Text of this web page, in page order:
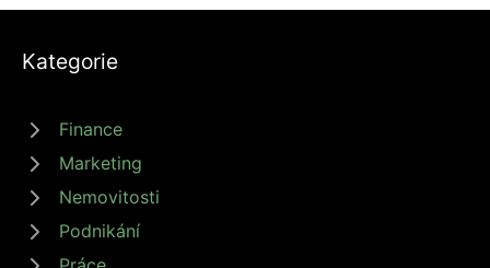
Kategorie
Finance
Marketing
Nemovitosti
Podnikání